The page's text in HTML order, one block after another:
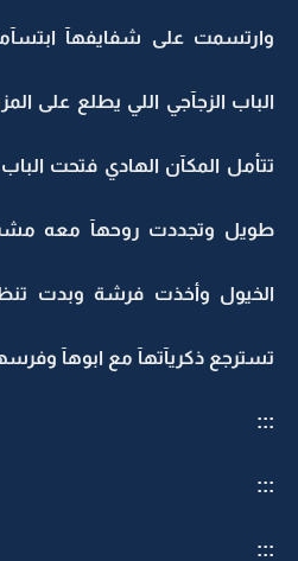
وارتسمت على شفايفهآ
الباب الزجآجي اللي يطلع على
تتأمل المكآن الهادي فتحت
طويل وتجددت روحهآ معه
الخيول وأخذت فرشة وبدت
تسترجع ذكريآتهآ مع ابوهآ
:::
:::
:::